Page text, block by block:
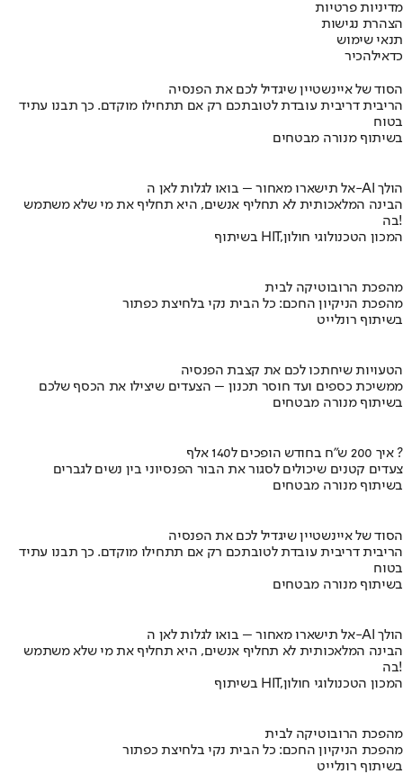
מדיניות פרטיות
הצהרת נגישות
תנאי שימוש
כדאילהכיר
הסוד של איינשטיין שיגדיל לכם את הפנסיה
הריבית דריבית עובדת לטובתכם רק אם תתחילו מוקדם. כך תבנו עתיד
בטוח
בשיתוף מנורה מבטחים
אל תישארו מאחור – בואו לגלות לאן ה-AI הולך
הבינה המלאכותית לא תחליף אנשים, היא תחליף את מי שלא משתמש
בה!
בשיתוף HIT,המכון הטכנולוגי חולון
מהפכת הרובוטיקה לבית
מהפכת הניקיון החכם: כל הבית נקי בלחיצת כפתור
בשיתוף רונלייט
הטעויות שיחתכו לכם את קצבת הפנסיה
ממשיכת כספים ועד חוסר תכנון – הצעדים שיצילו את הכסף שלכם
בשיתוף מנורה מבטחים
איך 200 ש"ח בחודש הופכים ל140 אלף ?
צעדים קטנים שיכולים לסגור את הבור הפנסיוני בין נשים לגברים
בשיתוף מנורה מבטחים
הסוד של איינשטיין שיגדיל לכם את הפנסיה
הריבית דריבית עובדת לטובתכם רק אם תתחילו מוקדם. כך תבנו עתיד
בטוח
בשיתוף מנורה מבטחים
אל תישארו מאחור – בואו לגלות לאן ה-AI הולך
הבינה המלאכותית לא תחליף אנשים, היא תחליף את מי שלא משתמש
בה!
בשיתוף HIT,המכון הטכנולוגי חולון
מהפכת הרובוטיקה לבית
מהפכת הניקיון החכם: כל הבית נקי בלחיצת כפתור
בשיתוף רונלייט